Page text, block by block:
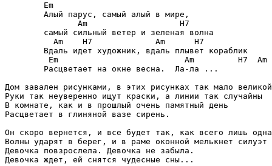
        Em
        Алый парус, самый алый в мире,
               Am                   H7
        самый сильный ветер и зеленая волна
          Am    H7             Am      H7
        Вдаль идет художник, вдаль плывет кораблик
Em                          Am         H7  Am
        Расцветает на окне весна.  Ла-ла ...
Дом завален рисунками, в этих рисунках так мало
Руки так неуверенно ищут краски, а линии так случайны
В комнате, как и в прошлый очень памятный день
Расцветает в глиняной вазе сирень.
Он скоро вернется, и все будет так, как всего лишь
Волны ударят в берег, и в раме оконной мелькнет силуэт
Девочка повзрослела. Девочка не забыла.
Девочка ждет, ей снятся чудесные сны...